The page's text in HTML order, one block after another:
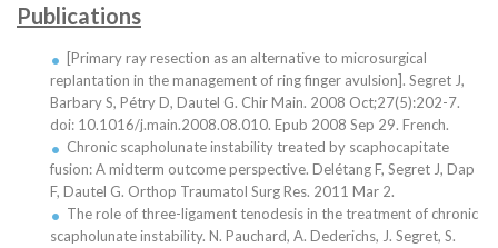
Publications
[Primary ray resection as an alternative to microsurgical
replantation in the management of ring finger avulsion]. Segret J,
Barbary S, Pétry D, Dautel G. Chir Main. 2008 Oct;27(5):202-7.
doi: 10.1016/j.main.2008.08.010. Epub 2008 Sep 29. French.
Chronic scapholunate instability treated by scaphocapitate
fusion: A midterm outcome perspective. Delétang F, Segret J, Dap
F, Dautel G. Orthop Traumatol Surg Res. 2011 Mar 2.
The role of three-ligament tenodesis in the treatment of chronic
scapholunate instability. N. Pauchard, A. Dederichs, J. Segret, S.